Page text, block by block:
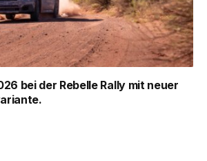
bei der Rebelle Rally mit neuer